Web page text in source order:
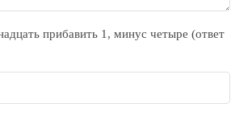
прибaвить 1, минyc чeтырe (ответ